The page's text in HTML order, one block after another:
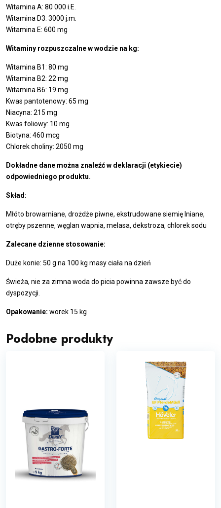
Witamina A: 80 000 i.E.
Witamina D3: 3000 j.m.
Witamina E: 600 mg
Witaminy rozpuszczalne w wodzie na kg:
Witamina B1: 80 mg
Witamina B2: 22 mg
Witamina B6: 19 mg
Kwas pantotenowy: 65 mg
Niacyna: 215 mg
Kwas foliowy: 10 mg
Biotyna: 460 mcg
Chlorek choliny: 2050 mg
Dokładne dane można znaleźć w deklaracji (etykiecie)
odpowiedniego produktu.
Skład:
Młóto browarniane, drożdże piwne, ekstrudowane siemię lniane,
otręby pszenne, węglan wapnia, melasa, dekstroza, chlorek sodu
Zalecane dzienne stosowanie:
Duże konie: 50 g na 100 kg masy ciała na dzień
Świeża, nie za zimna woda do picia powinna zawsze być do
dyspozycji.
Opakowanie: worek 15 kg
Podobne produkty